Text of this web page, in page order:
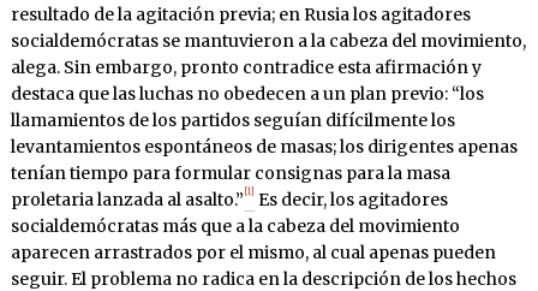
resultado de la agitación previa; en Rusia los agitadores
socialdemócratas se mantuvieron a la cabeza del movimiento,
alega. Sin embargo, pronto contradice esta afirmación y
destaca que las luchas no obedecen a un plan previo: “los
llamamientos de los partidos seguían difícilmente los
levantamientos espontáneos de masas; los dirigentes apenas
tenían tiempo para formular consignas para la masa
proletaria lanzada al asalto.” [1] Es decir, los agitadores
socialdemócratas más que a la cabeza del movimiento
aparecen arrastrados por el mismo, al cual apenas pueden
seguir. El problema no radica en la descripción de los hechos